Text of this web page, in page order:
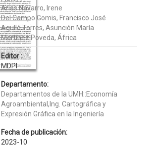
Arias Navarro, Irene
Del Campo Gomis, Francisco José
Agulló Torres, Asunción María
Martínez Poveda, África
Editor :
MDPI
Departamento:
Departamentos de la UMH::Economía
Agroambiental,Ing. Cartográfica y
Expresión Gráfica en la Ingeniería
Fecha de publicación:
2023-10